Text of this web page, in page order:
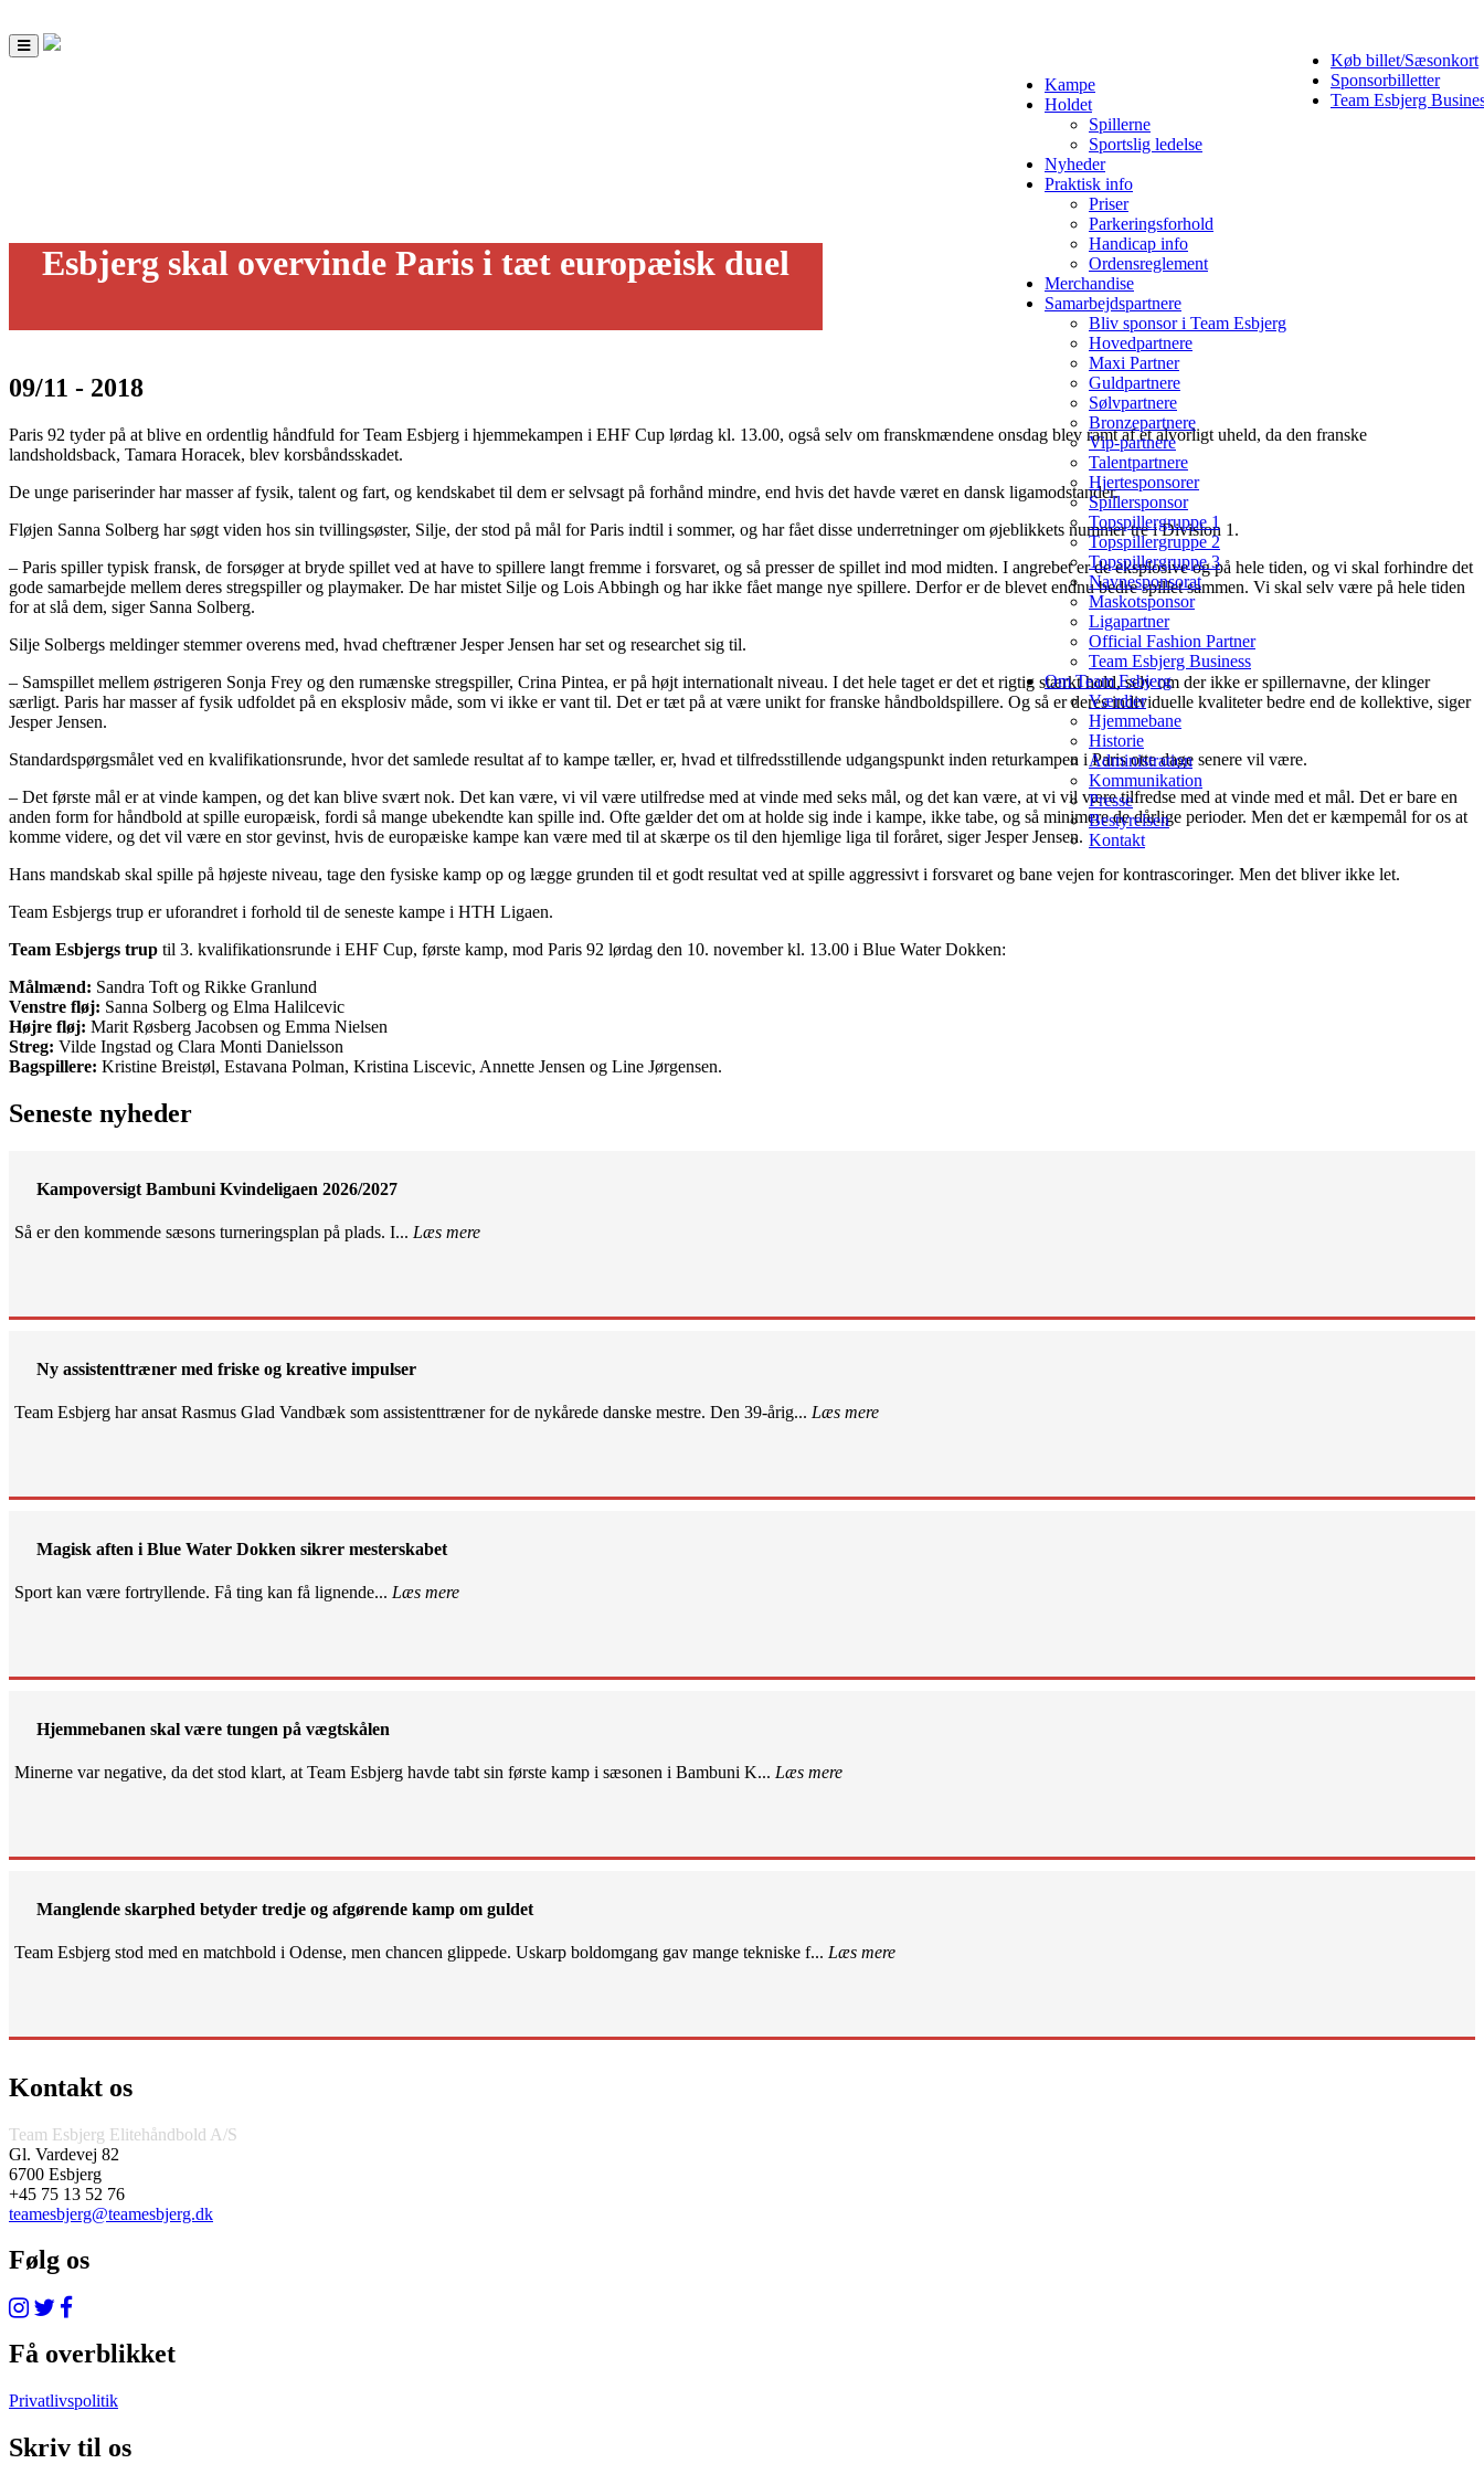
Køb billet/Sæsonkort
Sponsorbilletter
Team Esbjerg
Toggle
navigation
Kampe
Holdet
Spillerne
Sportslig ledelse
Nyheder
Praktisk info
Priser
Parkeringsforhold
Handicap info
Ordensreglement
Merchandise
Samarbejdspartnere
Bliv sponsor i Team Esbjerg
Hovedpartnere
Maxi Partner
Guldpartnere
Sølvpartnere
Bronzepartnere
Vip-partnere
Talentpartnere
Hjertesponsorer
Spillersponsor
Topspillergruppe 1
Topspillergruppe 2
Topspillergruppe 3
Navnesponsorat
Maskotsponsor
Ligapartner
Official Fashion Partner
Team Esbjerg Business
Om Team Esbjerg
Værdier
Hjemmebane
Historie
Administration
Kommunikation
Presse
Bestyrelsen
Kontakt
Esbjerg skal overvinde Paris i tæt europæisk duel
09/11 - 2018
Paris 92 tyder på at blive en ordentlig håndfuld for Team Esbjerg i hjemmekampen i EHF Cup lørdag kl. 13.00, også selv om franskmændene onsdag blev ramt af et alvorligt uheld, da den franske
landsholdsback, Tamara Horacek, blev korsbåndsskadet.
De unge pariserinder har masser af fysik, talent og fart, og kendskabet til dem er selvsagt på forhånd mindre, end hvis det havde været en dansk ligamodstander.
Fløjen Sanna Solberg har søgt viden hos sin tvillingsøster, Silje, der stod på mål for Paris indtil i sommer, og har fået disse underretninger om øjeblikkets nummer tre i Division 1.
– Paris spiller typisk fransk, de forsøger at bryde spillet ved at have to spillere langt fremme i forsvaret, og så presser de spillet ind mod midten. I angrebet er de eksplosive og på hele tiden, og vi skal forhindre det
gode samarbejde mellem deres stregspiller og playmaker. De har mistet Silje og Lois Abbingh og har ikke fået mange nye spillere. Derfor er de blevet endnu bedre spillet sammen. Vi skal selv være på hele tiden
for at slå dem, siger Sanna Solberg.
Silje Solbergs meldinger stemmer overens med, hvad cheftræner Jesper Jensen har set og researchet sig til.
– Samspillet mellem østrigeren Sonja Frey og den rumænske stregspiller, Crina Pintea, er på højt internationalt niveau. I det hele taget er det et rigtig stærkt hold, selv om der ikke er spillernavne, der klinger
særligt. Paris har masser af fysik udfoldet på en eksplosiv måde, som vi ikke er vant til. Det er tæt på at være unikt for franske håndboldspillere. Og så er deres individuelle kvaliteter bedre end de kollektive, siger
Jesper Jensen.
Standardspørgsmålet ved en kvalifikationsrunde, hvor det samlede resultat af to kampe tæller, er, hvad et tilfredsstillende udgangspunkt inden returkampen i Paris otte dage senere vil være.
– Det første mål er at vinde kampen, og det kan blive svært nok. Det kan være, vi vil være utilfredse med at vinde med seks mål, og det kan være, at vi vil være tilfredse med at vinde med et mål. Det er bare en
anden form for håndbold at spille europæisk, fordi så mange ubekendte kan spille ind. Ofte gælder det om at holde sig inde i kampe, ikke tabe, og så minimere de dårlige perioder. Men det er kæmpemål for os at
komme videre, og det vil være en stor gevinst, hvis de europæiske kampe kan være med til at skærpe os til den hjemlige liga til foråret, siger Jesper Jensen.
Hans mandskab skal spille på højeste niveau, tage den fysiske kamp op og lægge grunden til et godt resultat ved at spille aggressivt i forsvaret og bane vejen for kontrascoringer. Men det bliver ikke let.
Team Esbjergs trup er uforandret i forhold til de seneste kampe i HTH Ligaen.
Team Esbjergs trup til 3. kvalifikationsrunde i EHF Cup, første kamp, mod Paris 92 lørdag den 10. november kl. 13.00 i Blue Water Dokken:
Målmænd: Sandra Toft og Rikke Granlund
Venstre fløj: Sanna Solberg og Elma Halilcevic
Højre fløj: Marit Røsberg Jacobsen og Emma Nielsen
Streg: Vilde Ingstad og Clara Monti Danielsson
Bagspillere: Kristine Breistøl, Estavana Polman, Kristina Liscevic, Annette Jensen og Line Jørgensen.
Seneste nyheder
Kampoversigt Bambuni Kvindeligaen 2026/2027
Så er den kommende sæsons turneringsplan på plads. I... Læs mere
Ny assistenttræner med friske og kreative impulser
Team Esbjerg har ansat Rasmus Glad Vandbæk som assistenttræner for de nykårede danske mestre. Den 39-årig... Læs mere
Magisk aften i Blue Water Dokken sikrer mesterskabet
Sport kan være fortryllende. Få ting kan få lignende... Læs mere
Hjemmebanen skal være tungen på vægtskålen
Minerne var negative, da det stod klart, at Team Esbjerg havde tabt sin første kamp i sæsonen i Bambuni K... Læs mere
Manglende skarphed betyder tredje og afgørende kamp om guldet
Team Esbjerg stod med en matchbold i Odense, men chancen glippede. Uskarp boldomgang gav mange tekniske f... Læs mere
Kontakt os
Team Esbjerg Elitehåndbold A/S
Gl. Vardevej 82
6700 Esbjerg
+45 75 13 52 76
teamesbjerg@teamesbjerg.dk
Følg os
Få overblikket
Privatlivspolitik
Skriv til os